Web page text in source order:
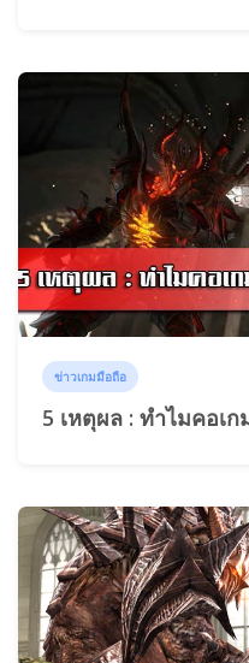
ข่าวเกมมือถือ
5 เหตุผล : ทำไมคอเก